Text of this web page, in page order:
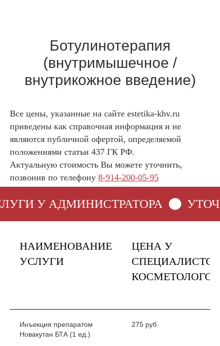
Ботулинотерапия
(внутримышечное /
внутрикожное введение)
Все цены, указанные на сайте estetika-khv.ru
приведены как справочная информация и не
являются публичной офертой, определяемой
положениями статьи 437 ГК РФ.
Актуальную стоимость Вы можете уточнить,
позвонив по телефону 8-914-200-05-95
У АДМИНИСТРАТОРА
НАИМЕНОВАНИЕ
УСЛУГИ
ЦЕНА У
КОСМЕТОЛОГОВ
Инъекция препаратом
Новакутан БТА (1 ед.)
275 руб.